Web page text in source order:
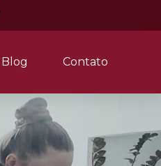
Blog Contato